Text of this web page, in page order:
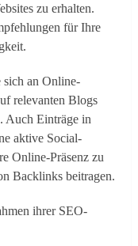
zu erhalten.
für Ihre
sich an Online-
relevanten Blogs
Auch Einträge in
aktive Social-
Online-Präsenz zu
Backlinks beitragen.
ihrer SEO-